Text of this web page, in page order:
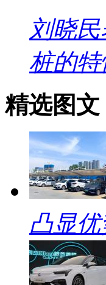
刘晓
桩的
精选图文
凸显